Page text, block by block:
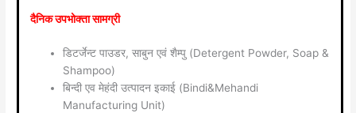
दैनिक उपभोक्ता सामग्री
डिटर्जेन्ट पाउडर, साबुन एवं शैम्पु (Detergent Powder, Soap &
Shampoo)
बिन्दी एव मेहंदी उत्पादन इकाई (Bindi&Mehandi
Manufacturing Unit)